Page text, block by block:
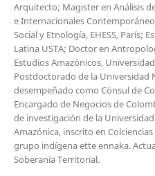
Arquitecto; Magister en Análisis
e Internacionales
Social y Etnología, EHESS, París;
Latina USTA; Doctor en
Estudios Amazónicos,
Postdoctorado de la Universidad
desempeñado como Cónsul de
Encargado de Negocios de
de investigación de la
Amazónica, inscrito en
grupo indígena ette ennaka.
Soberanía Territorial.